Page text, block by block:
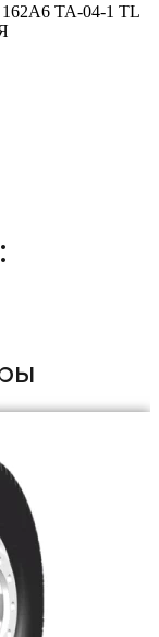
162A6 TA-04-1 TL